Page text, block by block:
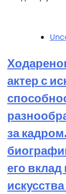
актер с
за
его